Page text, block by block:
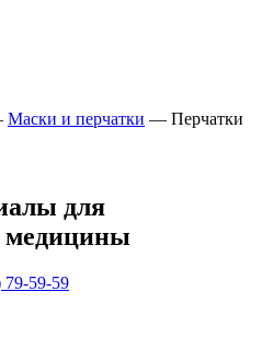
Маски и перчатки — Перчатки
для
медицины
79-59-59